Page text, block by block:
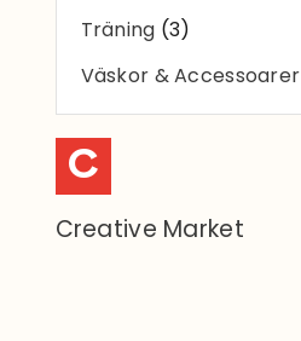
Träning (3)
Väskor & Accessoarer
C
Creative Market